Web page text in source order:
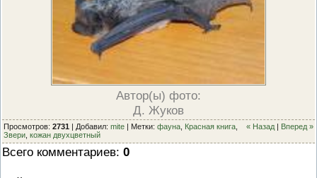
Автор(ы) фото:
Д. Жуков
« Назад | Вперед »
Просмотров: 2731 | Добавил: mite | Метки: фауна Красная книга
Звери кожан двухцветный
Всего комментариев: 0